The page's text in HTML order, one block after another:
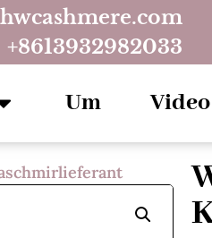
+8613932982033
Um Video